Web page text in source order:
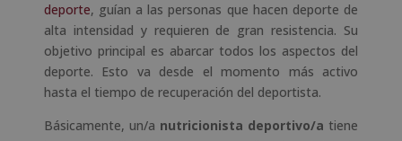
deporte, guían a las personas que hacen deporte de
alta intensidad y requieren de gran resistencia. Su
objetivo principal es abarcar todos los aspectos del
deporte. Esto va desde el momento más activo
hasta el tiempo de recuperación del deportista.
Básicamente, un/a nutricionista deportivo/a tiene